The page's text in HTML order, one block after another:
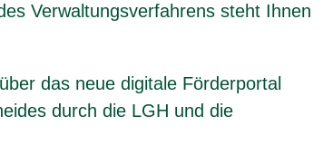
Verwaltungsverfahrens steht Ihnen
das neue digitale Förderportal
durch die LGH und die